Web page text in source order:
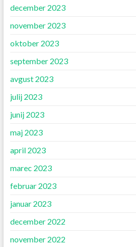
december 2023
november 2023
oktober 2023
september 2023
avgust 2023
julij 2023
junij 2023
maj 2023
april 2023
marec 2023
februar 2023
januar 2023
december 2022
november 2022